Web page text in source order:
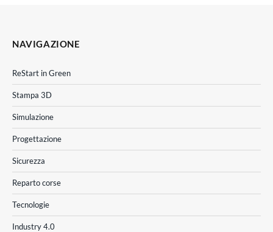
NAVIGAZIONE
ReStart in Green
Stampa 3D
Simulazione
Progettazione
Sicurezza
Reparto corse
Tecnologie
Industry 4.0